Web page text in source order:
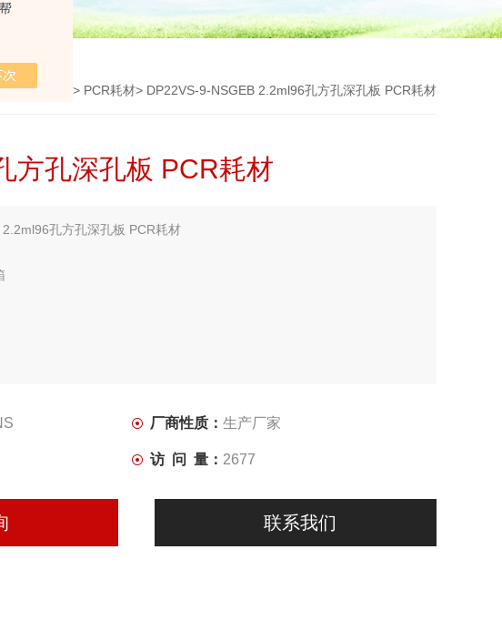
试剂耗材 > PCR耗材> DP22VS-9-NSGEB 2.2ml96孔方孔深孔板 PCR耗材
方孔深孔板 PCR耗材
孔方孔深孔板 PCR耗材
厂商性质： 生产厂家
访 问 量： 2677
联系我们